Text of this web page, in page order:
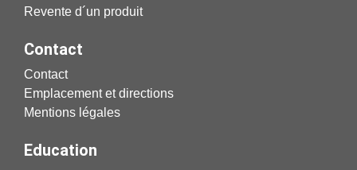
Revente d´un produit
Contact
Contact
Emplacement et directions
Mentions légales
Education